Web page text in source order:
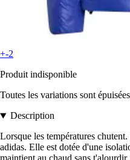
+-2
Produit indisponible
Toutes les variations sont épuisées
Description
Lorsque les températures
adidas. Elle est dotée d'une